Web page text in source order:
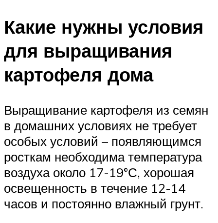
Какие нужны условия
для выращивания
картофеля дома
Выращивание картофеля из семян
в домашних условиях не требует
особых условий – появляющимся
росткам необходима температура
воздуха около 17-19°С, хорошая
освещенность в течение 12-14
часов и постоянно влажный грунт.